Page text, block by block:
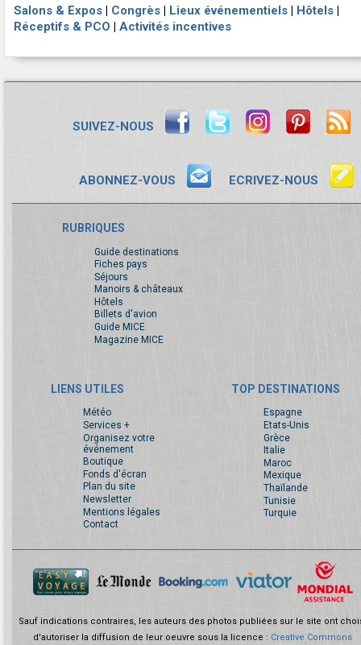
Salons & Expos | Congrès | Lieux événementiels | Hôtels |
Réceptifs & PCO | Activités incentives
SUIVEZ-NOUS
ABONNEZ-VOUS ECRIVEZ-NOUS
RUBRIQUES
Guide destinations
Fiches pays
Séjours
Manoirs & châteaux
Hôtels
Billets d'avion
Guide MICE
Magazine MICE
LIENS UTILES
Météo
Services +
Organisez votre
événement
Boutique
Fonds d'écran
Plan du site
Newsletter
Mentions légales
Contact
TOP DESTINATIONS
Espagne
Etats-Unis
Grèce
Italie
Maroc
Mexique
Thaïlande
Tunisie
Turquie
Sauf indications contraires, les auteurs des photos publiées sur le site ont
d'autoriser la diffusion de leur oeuvre sous la licence : Creative Commons